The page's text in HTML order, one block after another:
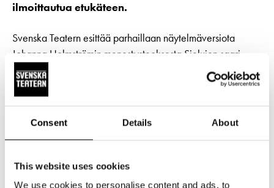
Consent Details About
This website uses cookies
We use cookies to personalise content and ads, to
ilmoittautua etukäteen.
Svenska Teatern esittää parhaillaan näytelmäversiota
Johanna Holmströmin menestysteoksesta Sielujen saari
(Själarnas ö). Holmströmiltä on hiljattain ilmestynyt myös
kriitikoiden ylistämä novellikokoelma
Selkounien käsikirja
Johanna Holmströminkanssa tämän kirjailijanroolista.
Olemme kutsuneet paikalle myös näyttelijäMinttu